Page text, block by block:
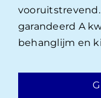
garandeerd A
behanglijm en